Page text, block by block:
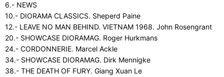
6.- NEWS
10.- DIORAMA CLASSICS. Sheperd Paine
12.- LEAVE NO MAN BEHIND. VIETNAM 1968. John Rosengrant
20.- SHOWCASE DIORAMAG. Roger Hurkmans
24.- CORDONNERIE. Marcel Ackle
34.- SHOWCASE DIORAMAG. Dirk Mennigke
38.- THE DEATH OF FURY. Giang Xuan Le